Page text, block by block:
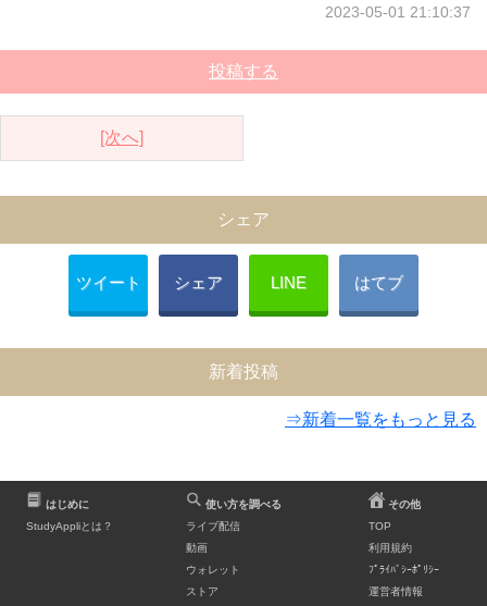
2023-05-01 21:10:37
投稿する
[次へ]
シェア
ツイート シェア LINE はてブ
新着投稿
⇒新着一覧をもっと見る
はじめに
StudyAppliとは？
使い方を調べる
ライブ配信
動画
ウォレット
ストア
その他
TOP
利用規約
ﾌﾟﾗｲﾊﾞｼｰﾎﾟﾘｼｰ
運営者情報